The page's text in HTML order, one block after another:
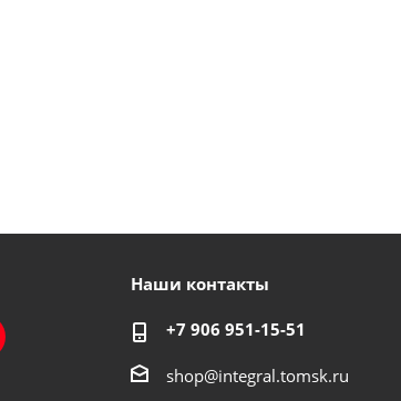
Наши контакты
+7 906 951-15-51
shop@integral.tomsk.ru